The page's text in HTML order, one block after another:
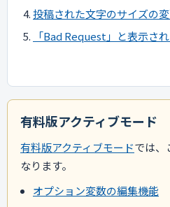
投稿された文字のサイズの変
「Bad Request」と表示さ
有料版アクティブモード
有料版アクティブモードでは、
なります。
オプション変数の編集機能